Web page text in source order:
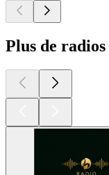
Plus de